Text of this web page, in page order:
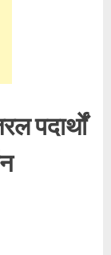
पदार्थों